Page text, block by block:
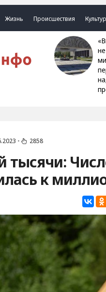
Жизнь Происшествия
«Внеплановых работ»
• 2858
тысячи:
к